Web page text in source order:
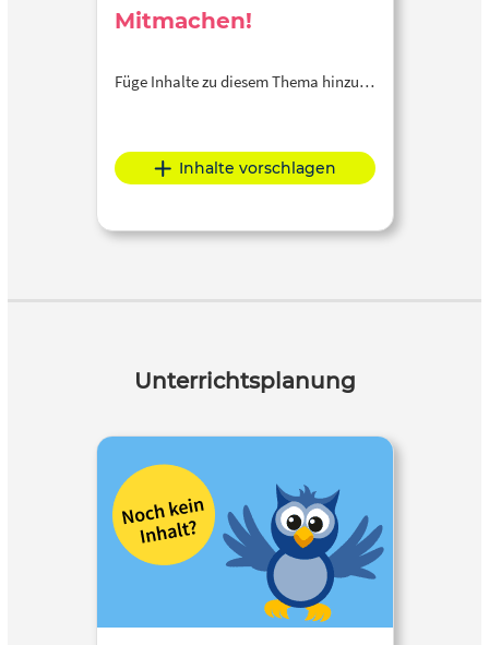
Mitmachen!
Füge Inhalte zu diesem Thema hinzu…
Inhalte vorschlagen
Unterrichtsplanung